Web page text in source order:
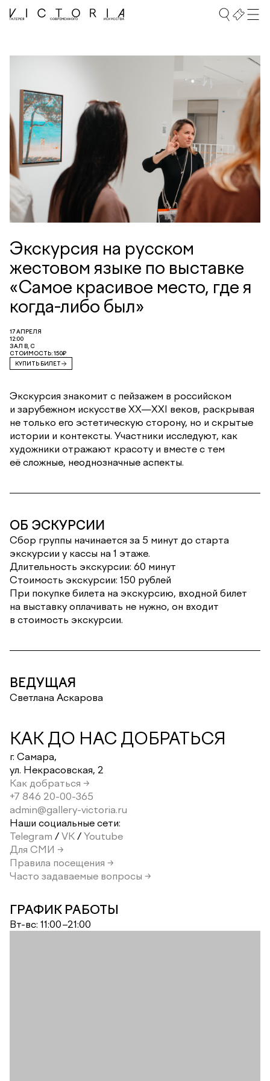
Экскурсия на русском
жестовом языке по выставке
«Самое красивое место, где я
когда-либо был»
17 АПРЕЛЯ
12:00
ЗАЛ В, С
СТОИМОСТЬ: 150₽
КУПИТЬ БИЛЕТ
Экскурсия знакомит с пейзажем в российском
и зарубежном искусстве ХХ—XXI веков, раскрывая
не только его эстетическую сторону, но и скрытые
истории и контексты. Участники исследуют, как
художники отражают красоту и вместе с тем
её сложные, неоднозначные аспекты.
ОБ ЭСКУРСИИ
Сбор группы начинается за 5 минут до старта
экскурсии у кассы на 1 этаже.
Длительность экскурсии: 60 минут
Стоимость экскурсии: 150 рублей
При покупке билета на экскурсию, входной билет
на выставку оплачивать не нужно, он входит
в стоимость экскурсии.
ВЕДУЩАЯ
Светлана Аскарова
КАК ДО НАС ДОБРАТЬСЯ
г. Самара,
ул. Некрасовская, 2
Как добраться →
+7 846 20-00-365
admin@gallery-victoria.ru
Наши социальные сети:
Telegram / VK / Youtube
Для СМИ →
Правила посещения →
Часто задаваемые вопросы →
ГРАФИК РАБОТЫ
Вт-вс: 11:00–21:00